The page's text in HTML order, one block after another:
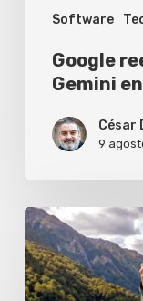
Software
Android
Google
Gemini
César
9
Los
celulares
que